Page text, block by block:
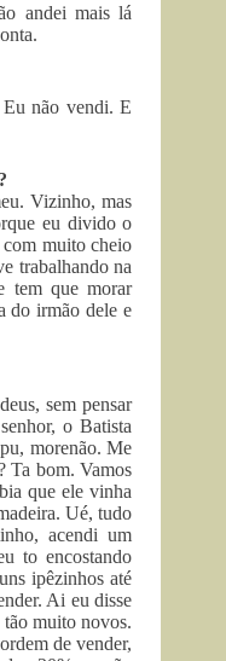
andei mais lá
não vendi. E
Vizinho, mas
eu divido o
muito cheio
trabalhando na
tem que morar
do irmão dele e
sem pensar
o Batista
morenão. Me
Ta bom. Vamos
que ele vinha
Ué, tudo
acendi um
to encostando
ipêzinhos até
Ai eu disse
muito novos.
de vender,